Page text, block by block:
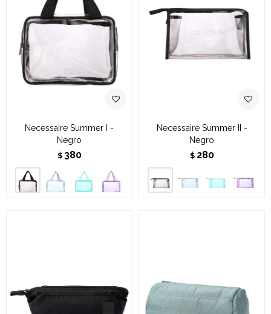
Necessaire Summer I -
Negro
$ 380
Necessaire Summer II -
Negro
$ 280